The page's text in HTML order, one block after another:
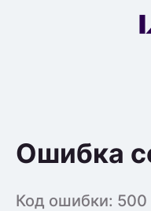
Ошибка
Код ошибки: 500